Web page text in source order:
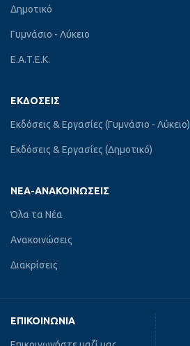
Δημοτικό
Γυμνάσιο - Λύκειο
Ε.Α.Τ.Ε.Κ.
ΕΚΔΌΣΕΙΣ
Εκδόσεις & Εργασίες (Γυμνάσιο - Λύκειο)
Εκδόσεις & Εργασίες (Δημοτικό)
ΝΈΑ-ΑΝΑΚΟΙΝΏΣΕΙΣ
Όλα τα Νέα
Ανακοινώσεις
Διακρίσεις
ΕΠΙΚΟΙΝΩΝΊΑ